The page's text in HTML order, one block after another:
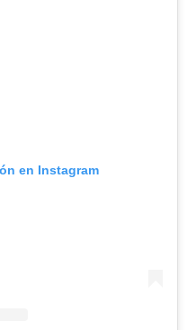
en Instagram